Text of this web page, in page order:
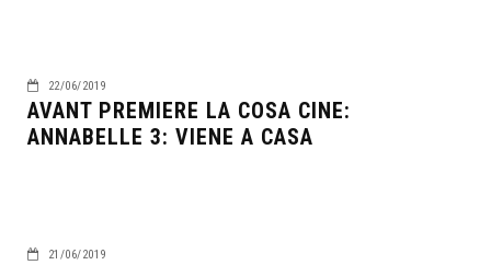
22/06/2019
AVANT PREMIERE LA COSA CINE:
ANNABELLE 3: VIENE A CASA
21/06/2019